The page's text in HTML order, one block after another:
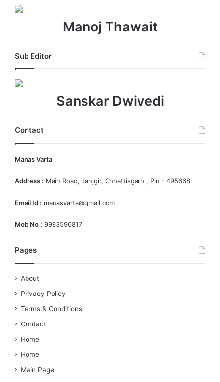
Manoj Thawait
Sub Editor
Sanskar Dwivedi
Contact
Manas Varta
Address : Main Road, Janjgir, Chhattisgarh , Pin - 495668
Email Id : manasvarta@gmail.com
Mob No : 9993596817
Pages
About
Privacy Policy
Terms & Conditions
Contact
Home
Home
Main Page